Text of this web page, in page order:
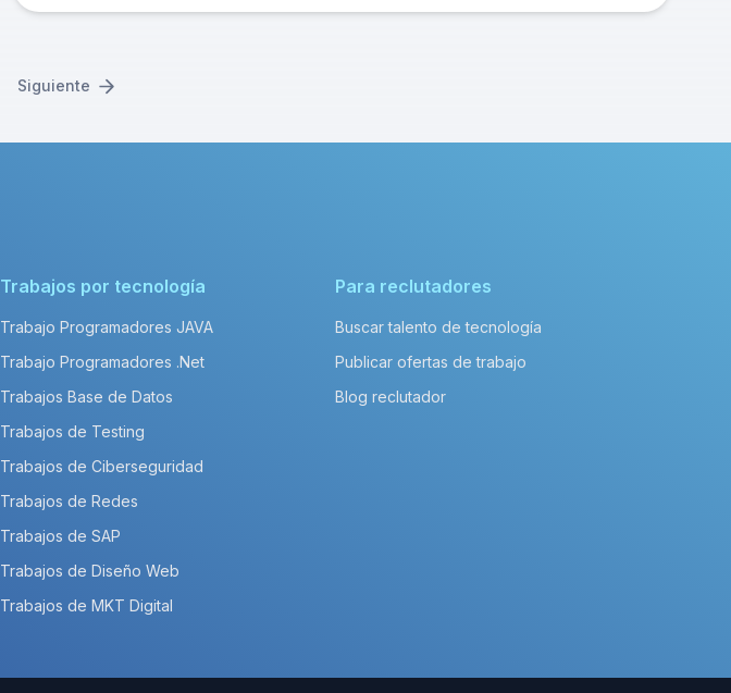
Siguiente
Trabajos por tecnología
Trabajo Programadores JAVA
Trabajo Programadores .Net
Trabajos Base de Datos
Trabajos de Testing
Trabajos de Ciberseguridad
Trabajos de Redes
Trabajos de SAP
Trabajos de Diseño Web
Trabajos de MKT Digital
Para reclutadores
Buscar talento de tecnología
Publicar ofertas de trabajo
Blog reclutador